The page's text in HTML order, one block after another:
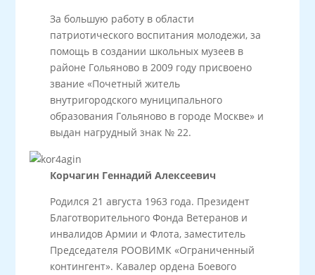
За большую работу в области
патриотического воспитания молодежи, за
помощь в создании школьных музеев в
районе Гольяново в 2009 году присвоено
звание «Почетный житель
внутригородского муниципального
образования Гольяново в городе Москве» и
выдан нагрудный знак № 22.
Корчагин Геннадий Алексеевич
Родился 21 августа 1963 года. Президент
Благотворительного Фонда Ветеранов и
инвалидов Армии и Флота, заместитель
Председателя РООВИМК «Ограниченный
контингент». Кавалер ордена Боевого